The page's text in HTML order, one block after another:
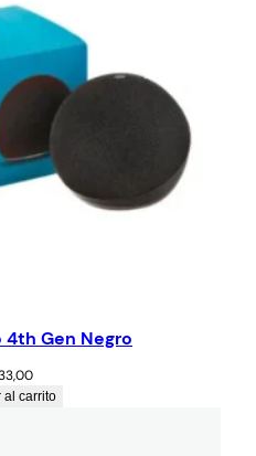
4th Gen Negro
al carrito